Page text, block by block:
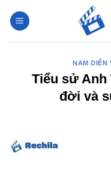
qua
NAM DIỄN
Tiểu sử Anh
đời và